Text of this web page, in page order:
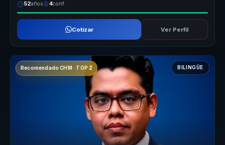
52años 4conf.
Cotizar Ver Perfil
Recomendado CHM · TOP 2 BILINGÜE